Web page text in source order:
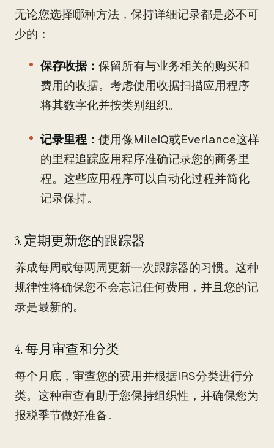
无论您选择哪种方法，保持详细记录都是必不可
少的：
保存收据： 保留所有与业务相关的购买和
费用的收据。考虑使用收据扫描应用程序
将其数字化并按类别组织。
记录里程： 使用像MileIQ或Everlance这样
的里程追踪应用程序准确记录您的商务里
程。这些应用程序可以自动化过程并简化
记录保持。
3. 定期更新您的跟踪器
养成每周或每两周更新一次跟踪器的习惯。这种
规律性将确保您不会忘记任何费用，并且您的记
录是最新的。
4. 每月审查和分类
每个月底，审查您的费用并根据IRS分类进行分
类。这种审查有助于您保持组织性，并确保您为
报税季节做好准备。